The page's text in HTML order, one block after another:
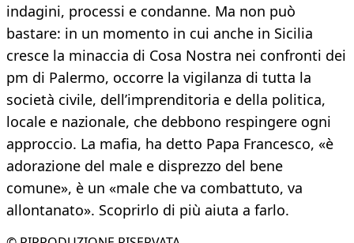
indagini, processi e condanne. Ma non può
bastare: in un momento in cui anche in Sicilia
cresce la minaccia di Cosa Nostra nei confronti dei
pm di Palermo, occorre la vigilanza di tutta la
società civile, dell’imprenditoria e della politica,
locale e nazionale, che debbono respingere ogni
approccio. La mafia, ha detto Papa Francesco, «è
adorazione del male e disprezzo del bene
comune», è un «male che va combattuto, va
allontanato». Scoprirlo di più aiuta a farlo.